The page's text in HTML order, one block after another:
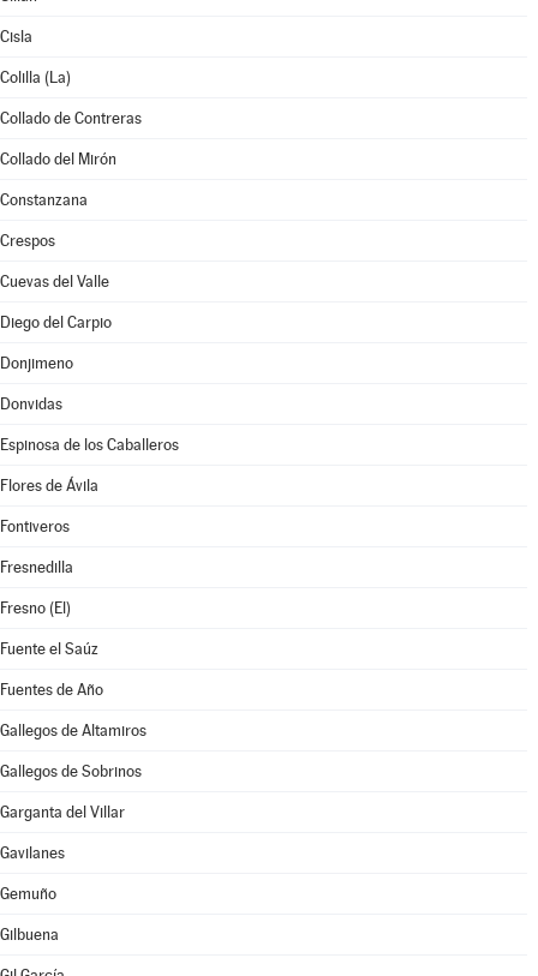
Cisla
Colilla (La)
Collado de Contreras
Collado del Mirón
Constanzana
Crespos
Cuevas del Valle
Diego del Carpio
Donjimeno
Donvidas
Espinosa de los Caballeros
Flores de Ávila
Fontiveros
Fresnedilla
Fresno (El)
Fuente el Saúz
Fuentes de Año
Gallegos de Altamiros
Gallegos de Sobrinos
Garganta del Villar
Gavilanes
Gemuño
Gilbuena